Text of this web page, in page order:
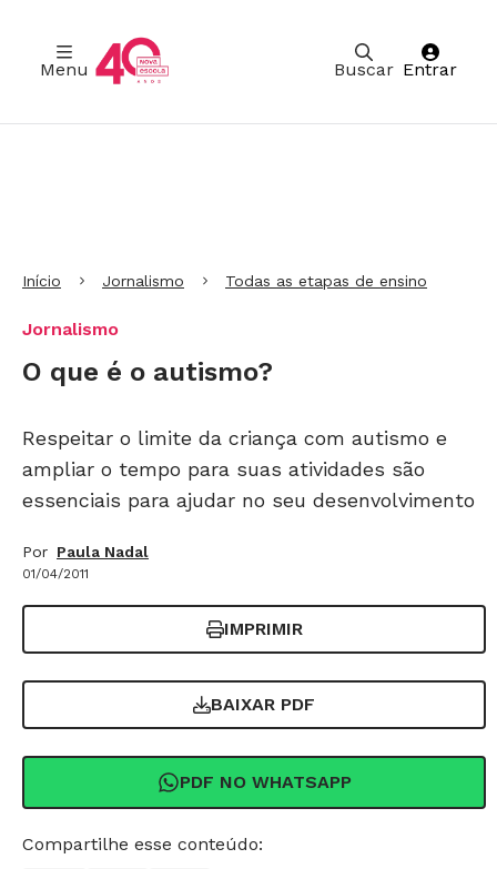
Buscar
Menu Entrar
Início Jornalismo Todas as etapas de ensino
Jornalismo
O que é o autismo?
Respeitar o limite da criança com autismo e
ampliar o tempo para suas atividades são
essenciais para ajudar no seu desenvolvimento
Por Paula Nadal
01/04/2011
IMPRIMIR
BAIXAR PDF
PDF NO WHATSAPP
Compartilhe esse conteúdo: